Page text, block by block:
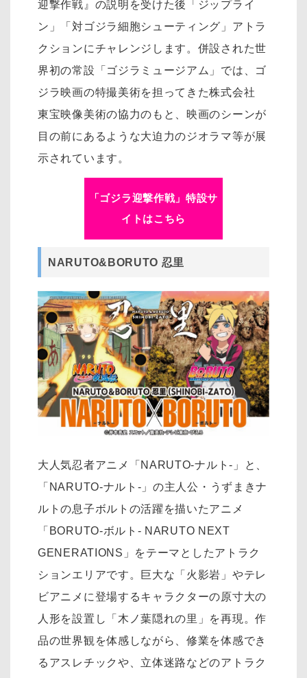
迎撃作戦』の説明を受けた後「ジップライ
ン」「対ゴジラ細胞シューティング」アトラ
クションにチャレンジします。併設された世
界初の常設「ゴジラミュージアム」では、ゴ
ジラ映画の特撮美術を担ってきた株式会社
東宝映像美術の協力のもと、映画のシーンが
目の前にあるような大迫力のジオラマ等が展
示されています。
「ゴジラ迎撃作戦」特設サ
イトはこちら
NARUTO&BORUTO 忍里
大人気忍者アニメ「NARUTO-ナルト-」と、
「NARUTO-ナルト-」の主人公・うずまきナ
ルトの息子ボルトの活躍を描いたアニメ
「BORUTO-ボルト- NARUTO NEXT
GENERATIONS」をテーマとしたアトラク
ションエリアです。巨大な「火影岩」やテレ
ビアニメに登場するキャラクターの原寸大の
人形を設置し「木ノ葉隠れの里」を再現。作
品の世界観を体感しながら、修業を体感でき
るアスレチックや、立体迷路などのアトラク